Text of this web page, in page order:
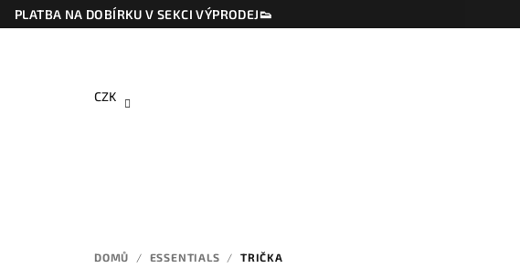
Přejít
na
PLATBA NA DOBÍRKU V SEKCI VÝPRODEJ👟
CZK
DOMŮ / ESSENTIALS / TRIČKA